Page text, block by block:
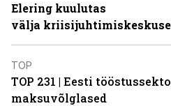
Elering kuulutas
välja
TOP
TOP 231 | Eesti
maksuvõlglased